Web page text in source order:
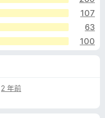
107
63
100
2 年前